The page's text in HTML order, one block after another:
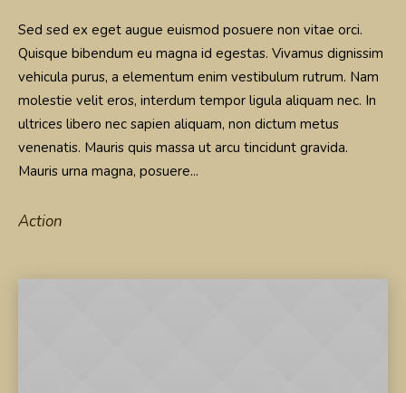
Sed sed ex eget augue euismod posuere non vitae orci.
Quisque bibendum eu magna id egestas. Vivamus dignissim
vehicula purus, a elementum enim vestibulum rutrum. Nam
molestie velit eros, interdum tempor ligula aliquam nec. In
ultrices libero nec sapien aliquam, non dictum metus
venenatis. Mauris quis massa ut arcu tincidunt gravida.
Mauris urna magna, posuere...
Action